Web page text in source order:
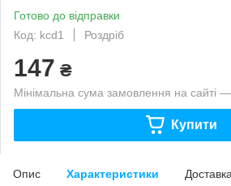
Готово до відправки
Код: kcd1
Роздріб
147 ₴
Мінімальна сума замовлення на сайті
Купити
Опис Характеристики Доставка